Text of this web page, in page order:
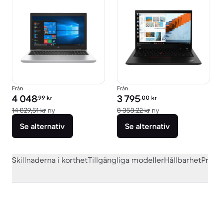
Från
Pris för rekonditionerad produkt:
4 048,99 kr
14 829,51 kr nyJämfört med nypris 14 829,51 kr
Se alternativ
Från
Pris för rekonditionerad produkt:
3 795,00 kr
8 358,22 kr nyJämfört med nypris
Se alternativ
Skillnaderna i korthetTillgängliga modellerHållbarhet